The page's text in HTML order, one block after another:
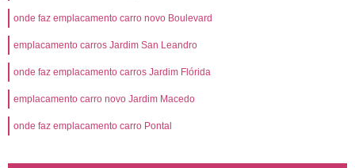
onde faz emplacamento carro novo Boulevard
emplacamento carros Jardim San Leandro
onde faz emplacamento carros Jardim Flórida
emplacamento carro novo Jardim Macedo
onde faz emplacamento carro Pontal